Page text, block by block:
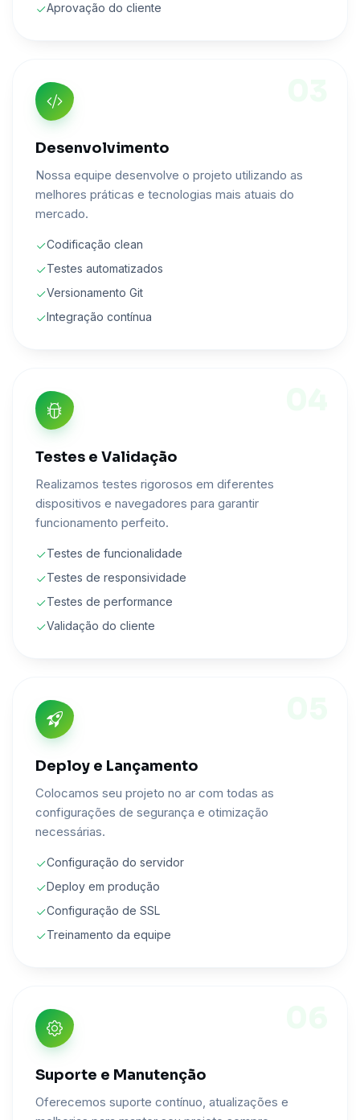
Aprovação do cliente
Desenvolvimento
Nossa equipe desenvolve o projeto utilizando as
melhores práticas e tecnologias mais atuais do
mercado.
Codificação clean
Testes automatizados
Versionamento Git
Integração contínua
Testes e Validação
Realizamos testes rigorosos em diferentes
dispositivos e navegadores para garantir
funcionamento perfeito.
Testes de funcionalidade
Testes de responsividade
Testes de performance
Validação do cliente
Deploy e Lançamento
Colocamos seu projeto no ar com todas as
configurações de segurança e otimização
necessárias.
Configuração do servidor
Deploy em produção
Configuração de SSL
Treinamento da equipe
Suporte e Manutenção
Oferecemos suporte contínuo, atualizações e